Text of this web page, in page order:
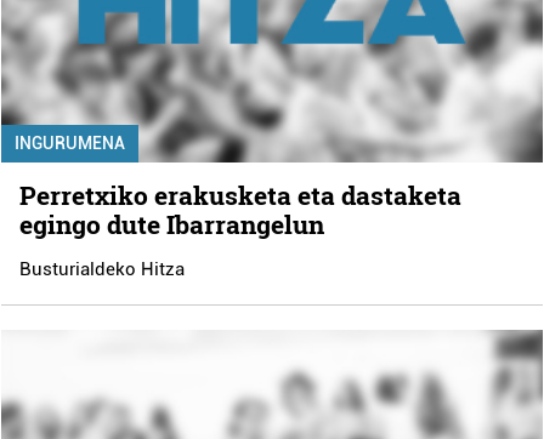
INGURUMENA
Perretxiko erakusketa eta dastaketa
egingo dute Ibarrangelun
Busturialdeko Hitza